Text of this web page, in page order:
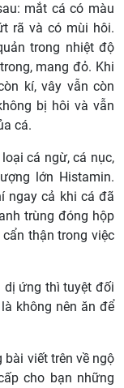
mắt cá có màu
rã và có mùi hôi.
trong nhiệt độ
mang đỏ. Khi
kí, vây vẫn còn
bị hôi và vẫn
cá.
cá ngừ, cá nục,
lớn Histamin.
ngay cả khi cá đã
trùng đóng hộp
thận trong việc
dị ứng thì tuyệt đối
không nên ăn để
bài viết trên về ngộ
cho bạn những